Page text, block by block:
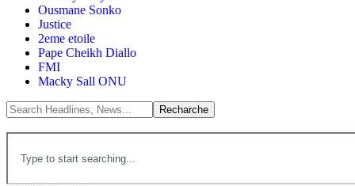
Ousmane Sonko
Justice
2eme etoile
Pape Cheikh Diallo
FMI
Macky Sall ONU